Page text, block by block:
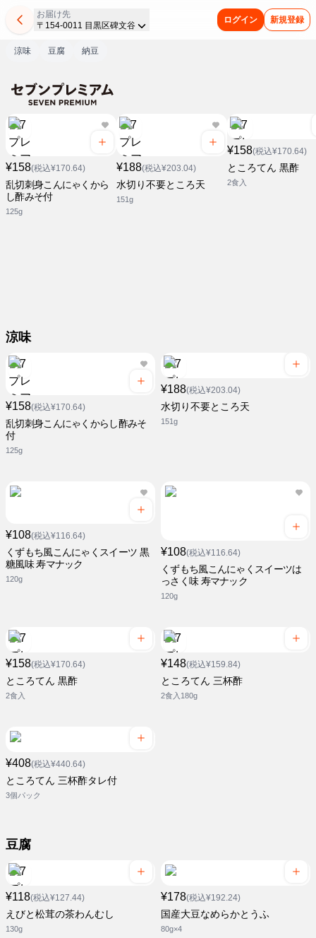
お届け先
〒154-0011 目黒区碑文谷
ログイン 新規登録
涼味 豆腐 納豆
¥158(税込¥170.64)
乱切刺身こんにゃくから
し酢みそ付
125g
¥188(税込¥203.04)
水切り不要ところ天
151g
¥158(税込¥170.64)
ところてん 黒酢
2食入
涼味
¥158(税込¥170.64)
乱切刺身こんにゃくからし酢みそ
付
125g
¥188(税込¥203.04)
水切り不要ところ天
151g
¥108(税込¥116.64)
くずもち風こんにゃくスイーツ 黒
糖風味 寿マナック
120g
¥108(税込¥116.64)
くずもち風こんにゃくスイーツは
っさく味 寿マナック
120g
¥158(税込¥170.64)
ところてん 黒酢
2食入
¥148(税込¥159.84)
ところてん 三杯酢
2食入180g
¥408(税込¥440.64)
ところてん 三杯酢タレ付
3個パック
豆腐
¥118(税込¥127.44)
えびと松茸の茶わんむし
130g
¥178(税込¥192.24)
国産大豆なめらかとうふ
80g×4